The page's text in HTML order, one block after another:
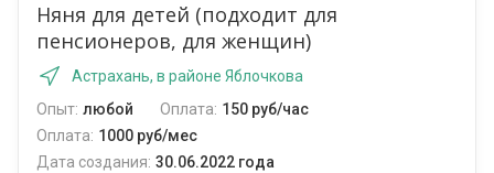
Няня для детей (подходит для
пенсионеров, для женщин)
Астрахань, в районе Яблочкова
Опыт: любой Оплата: 150 руб/час
Оплата: 1000 руб/мес
Дата создания: 30.06.2022 года